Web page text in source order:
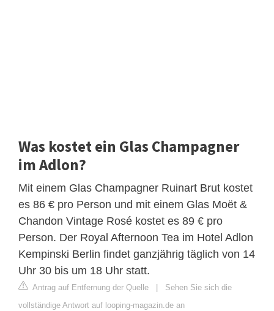
Was kostet ein Glas Champagner
im Adlon?
Mit einem Glas Champagner Ruinart Brut kostet
es 86 € pro Person und mit einem Glas Moët &
Chandon Vintage Rosé kostet es 89 € pro
Person. Der Royal Afternoon Tea im Hotel Adlon
Kempinski Berlin findet ganzjährig täglich von 14
Uhr 30 bis um 18 Uhr statt.
Antrag auf Entfernung der Quelle
Sehen Sie sich die
vollständige Antwort auf looping-magazin.de an